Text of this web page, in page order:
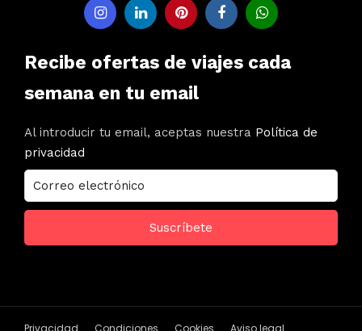
Recibe ofertas de viajes cada
semana en tu email
Al introducir tu email, aceptas nuestra Política de
privacidad
Privacidad Condiciones Cookies Aviso legal